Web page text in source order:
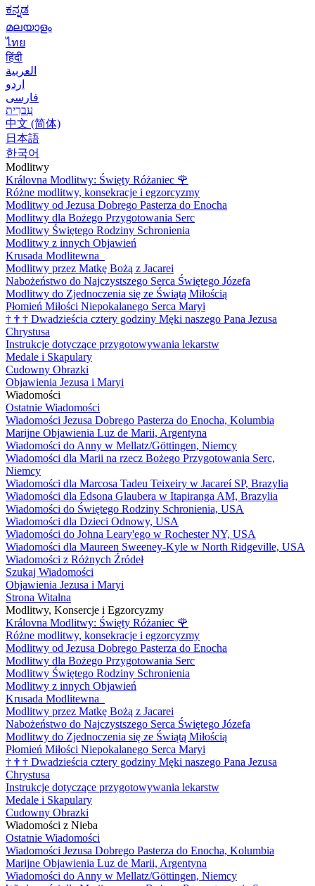
ಕನ್ನಡ
മലയാളം
ไทย
हिंदी
العربية
اردو
فارسی
עִברִית
中文 (简体)
日本語
한국어
Modlitwy
Královna Modlitwy: Święty Różaniec 🌹
Różne modlitwy, konsekracje i egzorcyzmy
Modlitwy od Jezusa Dobrego Pasterza do Enocha
Modlitwy dla Bożego Przygotowania Serc
Modlitwy Świętego Rodziny Schronienia
Modlitwy z innych Objawień
Krusada Modlitewna
Modlitwy przez Matkę Bożą z Jacarei
Nabożeństwo do Najczystszego Serca Świętego Józefa
Modlitwy do Zjednoczenia się ze Świątą Miłością
Płomień Miłości Niepokalanego Serca Maryi
† † † Dwadzieścia cztery godziny Męki naszego Pana Jezusa
Chrystusa
Instrukcje dotyczące przygotowywania lekarstw
Medale i Skapulary
Cudowny Obrazki
Objawienia Jezusa i Maryi
Wiadomości
Ostatnie Wiadomości
Wiadomości Jezusa Dobrego Pasterza do Enocha, Kolumbia
Marijne Objawienia Luz de Marii, Argentyna
Wiadomości do Anny w Mellatz/Göttingen, Niemcy
Wiadomości dla Marii na rzecz Bożego Przygotowania Serc,
Niemcy
Wiadomości dla Marcosa Tadeu Teixeiry w Jacareí SP, Brazylia
Wiadomości dla Edsona Glaubera w Itapiranga AM, Brazylia
Wiadomości do Świętego Rodziny Schronienia, USA
Wiadomości dla Dzieci Odnowy, USA
Wiadomości do Johna Leary'ego w Rochester NY, USA
Wiadomości dla Maureen Sweeney-Kyle w North Ridgeville, USA
Wiadomości z Różnych Źródeł
Szukaj Wiadomości
Objawienia Jezusa i Maryi
Strona Witalna
Modlitwy, Konsercje i Egzorcyzmy
Královna Modlitwy: Święty Różaniec 🌹
Różne modlitwy, konsekracje i egzorcyzmy
Modlitwy od Jezusa Dobrego Pasterza do Enocha
Modlitwy dla Bożego Przygotowania Serc
Modlitwy Świętego Rodziny Schronienia
Modlitwy z innych Objawień
Krusada Modlitewna
Modlitwy przez Matkę Bożą z Jacarei
Nabożeństwo do Najczystszego Serca Świętego Józefa
Modlitwy do Zjednoczenia się ze Świątą Miłością
Płomień Miłości Niepokalanego Serca Maryi
† † † Dwadzieścia cztery godziny Męki naszego Pana Jezusa
Chrystusa
Instrukcje dotyczące przygotowywania lekarstw
Medale i Skapulary
Cudowny Obrazki
Wiadomości z Nieba
Ostatnie Wiadomości
Wiadomości Jezusa Dobrego Pasterza do Enocha, Kolumbia
Marijne Objawienia Luz de Marii, Argentyna
Wiadomości do Anny w Mellatz/Göttingen, Niemcy